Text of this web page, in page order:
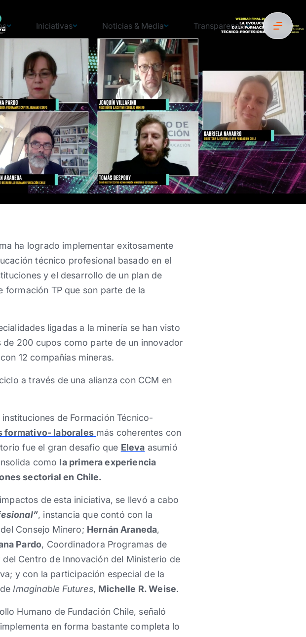
Iniciativas Noticias & Media Transparencia
ha logrado implementar exitosamente
técnico profesional basado en el
y el desarrollo de un plan de
TP que son parte de la
ligadas a la minería se han visto
200 cupos como parte de un innovador
12 compañías mineras.
a través de una alianza con CCM en
de Formación Técnico-
formativo- laborales más coherentes con
fue el gran desafío que Eleva asumió
como la primera experiencia
sectorial en Chile.
de esta iniciativa, se llevó a cabo
, instancia que contó con la
Consejo Minero; Hernán Araneda,
Pardo, Coordinadora Programas de
Centro de Innovación del Ministerio de
y con la participación especial de la
Imaginable Futures, Michelle R. Weise.
Humano de Fundación Chile, señaló
en forma bastante completa lo